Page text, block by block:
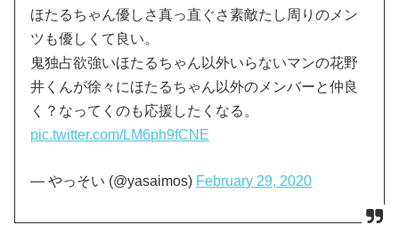
ほたるちゃん優しさ真っ直ぐさ素敵たし周りのメン
ツも優しくて良い。
鬼独占欲強いほたるちゃん以外いらないマンの花野
井くんが徐々にほたるちゃん以外のメンバーと仲良
く？なってくのも応援したくなる。
pic.twitter.com/LM6ph9fCNE
— やっそい (@yasaimos) February 29, 2020